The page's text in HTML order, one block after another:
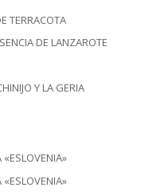
TERRACOTA
DE LANZAROTE
Y LA GERIA